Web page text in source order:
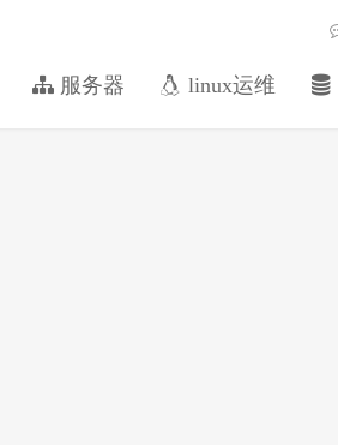
服务器 linux运维